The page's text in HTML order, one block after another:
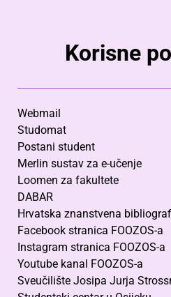
Korisne
Webmail
Studomat
Postani student
Merlin sustav za e-učenje
Loomen za fakultete
DABAR
Hrvatska znanstvena
Facebook stranica FOOZOS-a
Instagram stranica FOOZOS-a
Youtube kanal FOOZOS-a
Sveučilište Josipa Jurja